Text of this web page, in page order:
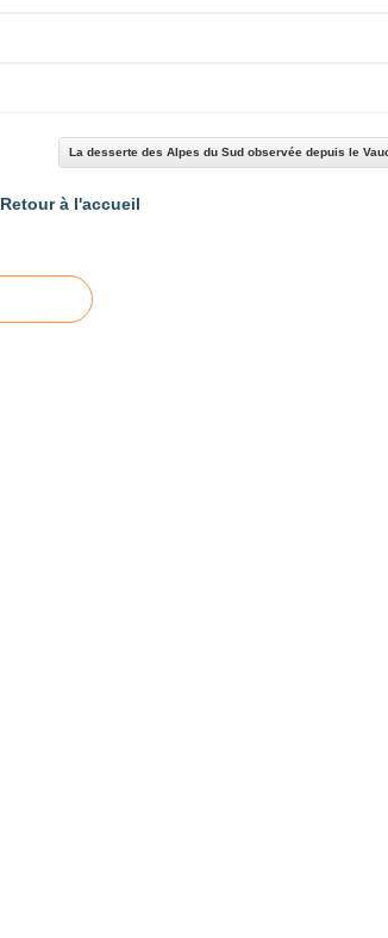
La desserte des Alpes du Sud observée depuis le
Retour à l'accueil